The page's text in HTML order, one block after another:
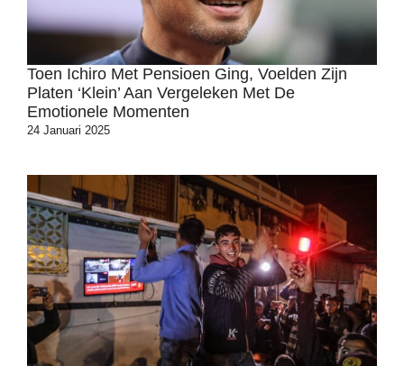
Toen Ichiro Met Pensioen Ging, Voelden Zijn
Platen ‘klein’ Aan Vergeleken Met De
Emotionele Momenten
24 Januari 2025